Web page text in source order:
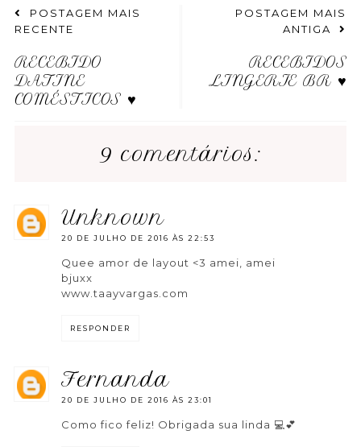
POSTAGEM MAIS
RECENTE
RECEBIDO
DATINE
COMÉSTICOS ♥
POSTAGEM MAIS
ANTIGA
RECEBIDOS
LINGERIE BR ♥
9 comentários:
unknown
20 DE JULHO DE 2016 ÀS 22:53
Quee amor de layout <3 amei, amei
bjuxx
www.taayvargas.com
RESPONDER
fernanda
20 DE JULHO DE 2016 ÀS 23:01
Como fico feliz! Obrigada sua linda 💻💕